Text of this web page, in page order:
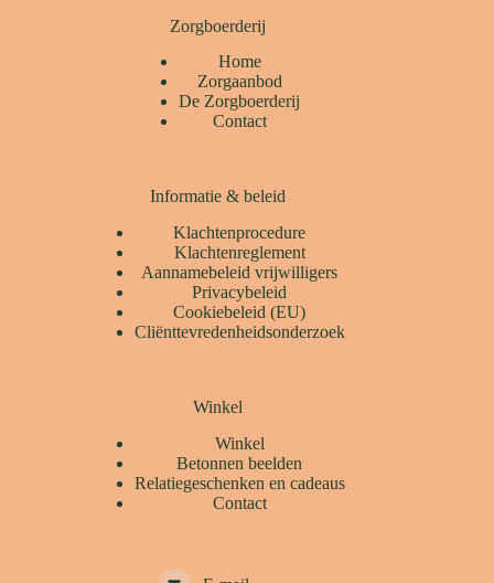
Zorgboerderij
Home
Zorgaanbod
De Zorgboerderij
Contact
Informatie & beleid
Klachtenprocedure
Klachtenreglement
Aannamebeleid vrijwilligers
Privacybeleid
Cookiebeleid (EU)
Cliënttevredenheidsonderzoek
Winkel
Winkel
Betonnen beelden
Relatiegeschenken en cadeaus
Contact